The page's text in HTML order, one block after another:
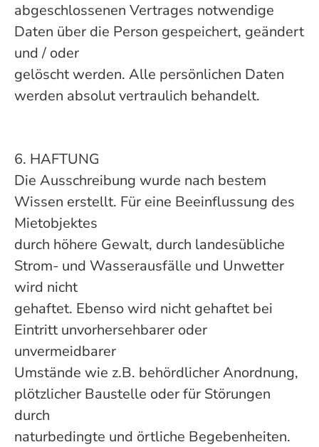
abgeschlossenen Vertrages notwendige
Daten über die Person gespeichert, geändert
und / oder
gelöscht werden. Alle persönlichen Daten
werden absolut vertraulich behandelt.
6. HAFTUNG
Die Ausschreibung wurde nach bestem
Wissen erstellt. Für eine Beeinflussung des
Mietobjektes
durch höhere Gewalt, durch landesübliche
Strom- und Wasserausfälle und Unwetter
wird nicht
gehaftet. Ebenso wird nicht gehaftet bei
Eintritt unvorhersehbarer oder
unvermeidbarer
Umstände wie z.B. behördlicher Anordnung,
plötzlicher Baustelle oder für Störungen
durch
naturbedingte und örtliche Begebenheiten.